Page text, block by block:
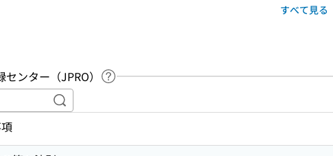
すべて見る
ンター（JPRO）
ヘルプページへのリンク
キーワードで目次内を検索